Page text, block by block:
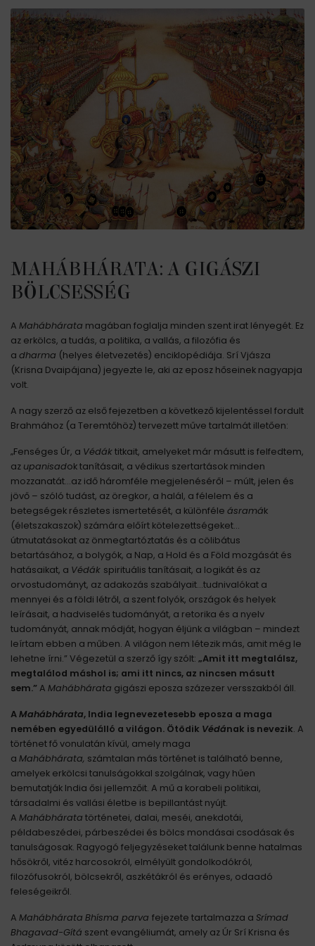
MAHÁBHÁRATA: A GIGÁSZI
BÖLCSESSÉG
A Mahábhárata magában foglalja minden szent irat lényegét. Ez
az erkölcs, a tudás, a politika, a vallás, a filozófia és
a dharma (helyes életvezetés) enciklopédiája. Srí Vjásza
(Krisna Dvaipájana) jegyezte le, aki az eposz hőseinek nagyapja
volt.
A nagy szerző az első fejezetben a következő kijelentéssel fordult
Brahmához (a Teremtőhöz) tervezett műve tartalmát illetően:
„Fenséges Úr, a Védáktitkait, amelyeket már másutt is felfedtem,
az upanisadok tanításait, a védikus szertartások minden
mozzanatát…az idő háromféle megjelenéséről – múlt, jelen és
jövő – szóló tudást, az öregkor, a halál, a félelem és a
betegségek részletes ismertetését, a különféle ásramák
(életszakaszok) számára előírt kötelezettségeket…
útmutatásokat az önmegtartóztatás és a cölibátus
betartásához, a bolygók, a Nap, a Hold és a Föld mozgását és
hatásaikat, a Védák spirituális tanításait, a logikát és az
orvostudományt, az adakozás szabályait…tudnivalókat a
mennyei és a földi létről, a szent folyók, országok és helyek
leírásait, a hadviselés tudományát, a retorika és a nyelv
tudományát, annak módját, hogyan éljünk a világban – mindezt
leírtam ebben a műben. A világon nem létezik más, amit még le
lehetne írni.” Végezetül a szerző így szólt: „Amit itt megtalálsz,
megtalálod máshol is; ami itt nincs, az nincsen másutt
sem.”A Mahábhárata gigászi eposza százezer versszakból áll.
AMahábhárata, India legnevezetesebb eposza a maga
nemében egyedülálló a világon. Ötödik Védának is nevezik. A
történet fő vonulatán kívül, amely maga
a Mahábhárata, számtalan más történet is található benne,
amelyek erkölcsi tanulságokkal szolgálnak, vagy hűen
bemutatják India ősi jellemzőit. A mű a korabeli politikai,
társadalmi és vallási életbe is bepillantást nyújt.
A Mahábhárata történetei, dalai, meséi, anekdotái,
példabeszédei, párbeszédei és bölcs mondásai csodásak és
tanulságosak. Ragyogó feljegyzéseket találunk benne hatalmas
hősökről, vitéz harcosokról, elmélyült gondolkodókról,
filozófusokról, bölcsekről, aszkétákról és erényes, odaadó
feleségeikről.
A Mahábhárata Bhísma parva fejezete tartalmazza a Srímad
Bhagavad-Gítá szent evangéliumát, amely az Úr Srí Krisna és